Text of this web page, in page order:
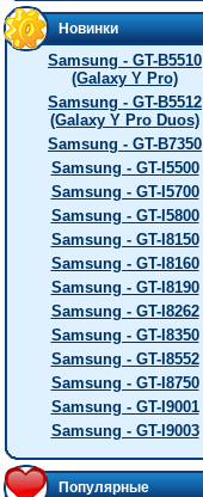
Новинки
Samsung - GT-B5510
(Galaxy Y Pro)
Samsung - GT-B5512
(Galaxy Y Pro Duos)
Samsung - GT-B7350
Samsung - GT-I5500
Samsung - GT-I5700
Samsung - GT-I5800
Samsung - GT-I8150
Samsung - GT-I8160
Samsung - GT-I8190
Samsung - GT-I8262
Samsung - GT-I8350
Samsung - GT-I8552
Samsung - GT-I8750
Samsung - GT-I9001
Samsung - GT-I9003
Популярные